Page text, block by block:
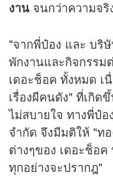
งาน จนกว่าความจริ
"จากพี่ป๋อง และ บริ
พักงานและกิจกรรม
เดอะช็อค ทั้งหมด เ
เรื่องผีคนดัง" ที่เกิด
ไม่สบายใจ ทางพี่ป๋
จำกัด จึงมีมติให้ "ท
ต่างๆของ เดอะช็อ
ทุกอย่างจะปรากฎ"